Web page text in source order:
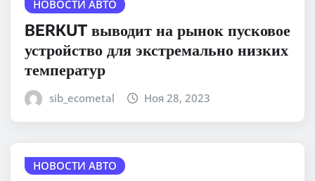
НОВОСТИ АВТО
BERKUT выводит на рынок пусковое
устройство для экстремально низких
температур
sib_ecometal Ноя 28, 2023
НОВОСТИ АВТО